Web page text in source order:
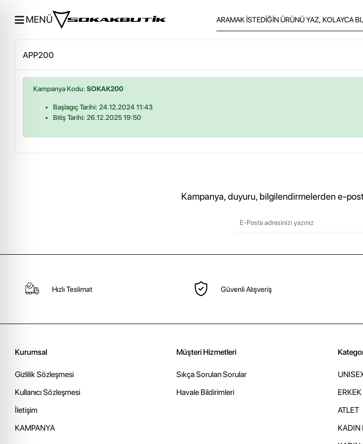
MENÜ
APP200
Kampanya Kodu:SOKAK200
Başlagıç Tarihi: 24.12.2024 11:43
Bitiş Tarihi: 26.12.2025 19:50
Kampanya, duyuru, bilgilendirmelerden e-
Hızlı Teslimat Güvenli Alışveriş
Kurumsal
Gizlilik Sözleşmesi
Kullanıcı Sözleşmesi
İletişim
KAMPANYA
Müşteri Hizmetleri
Sıkça Sorulan Sorular
Havale Bildirimleri
ATLET
KADIN